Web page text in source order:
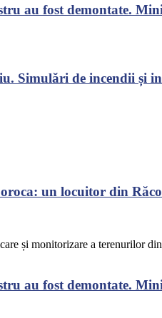
au fost demontate.
Simulări de incendii și
un locuitor din
și monitorizare a terenurilor
au fost demontate.